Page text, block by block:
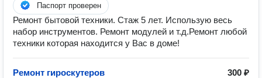
Паспорт проверен
Ремонт бытовой техники. Стаж 5 лет. Использую весь
набор инструментов. Ремонт модулей и т.д.Ремонт любой
техники которая находится у Вас в доме!
Ремонт гироскутеров 300 ₽